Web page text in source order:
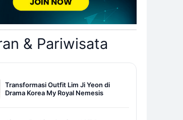
& Pariwisata
Transformasi Outfit Lim Ji Yeon di
Drama Korea My Royal Nemesis